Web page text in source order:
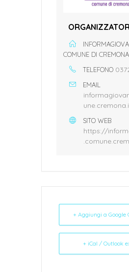
COMUNE DI CREMONA
TELEFONO
EMAIL
SITO WEB
https://
+ Aggiungi a Google
+ iCal / Outlook